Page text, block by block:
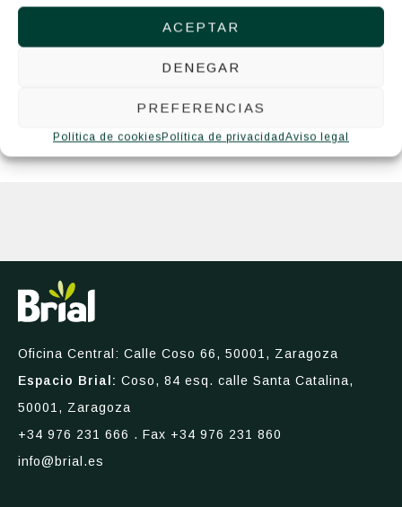
ACEPTAR
DENEGAR
PREFERENCIAS
Política de cookiesPolítica de privacidadAviso legal
Terrenos urbanizables en venta.
Solares en venta en Mallorca.
Oficina Central: Calle Coso 66, 50001, Zaragoza
Espacio Brial: Coso, 84 esq. calle Santa Catalina,
50001, Zaragoza
+34 976 231 666 . Fax +34 976 231 860
info@brial.es